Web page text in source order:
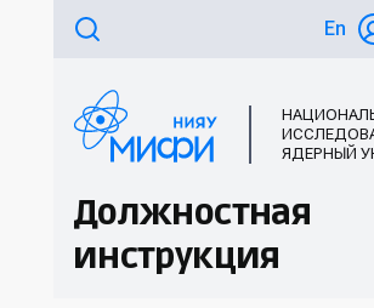
En
ЯДЕРНЫЙ
Должностная
инструкция